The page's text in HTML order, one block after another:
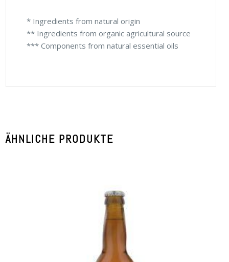
* Ingredients from natural origin
** Ingredients from organic agricultural source
*** Components from natural essential oils
ÄHNLICHE PRODUKTE